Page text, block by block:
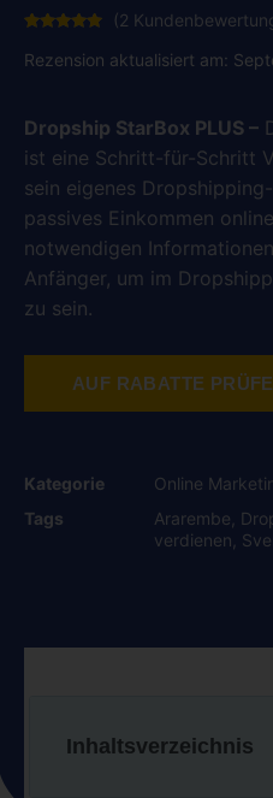
mit5.00
von 5,
(2
Rezension aktualisiert am:
Dropship StarBox PLUS –
ist eine Schritt-für-Schritt
sein eigenes
passives Einkommen
notwendigen
Anfänger, um im
zu sein.
AUF RABATTE
Kategorie
Online
Tags
Ararembe
verdienen
Inhaltsverzeichnis